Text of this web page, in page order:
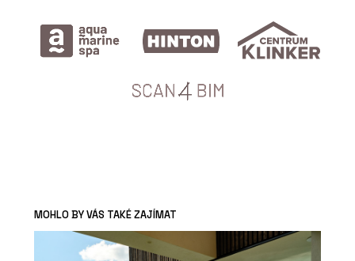
MOHLO BY VÁS TAKÉ ZAJÍMAT